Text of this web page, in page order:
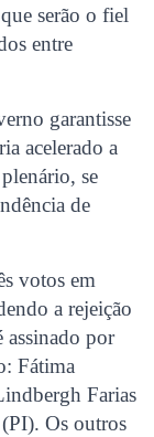
serão o fiel
entre
garantisse
acelerado a
se
de
votos em
a rejeição
por
Fátima
Farias
Os outros